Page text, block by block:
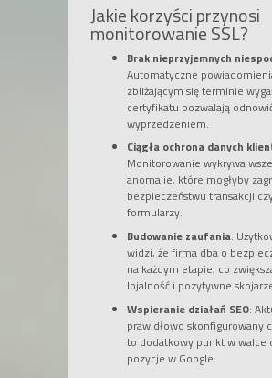
Jakie korzyści przynosi
monitorowanie SSL?
Brak nieprzyjemnych
Automatyczne
zbliżającym się terminie
certyfikatu pozwalają
wyprzedzeniem.
Ciągła ochrona danych
Monitorowanie wykrywa
anomalie, które mogłyby
bezpieczeństwu transakcji
formularzy.
Budowanie zaufania:
widzi, że firma dba o
na każdym etapie, co
lojalność i pozytywne
Wspieranie działań SEO:
prawidłowo skonfigurowany
to dodatkowy punkt w walce
pozycje w Google.